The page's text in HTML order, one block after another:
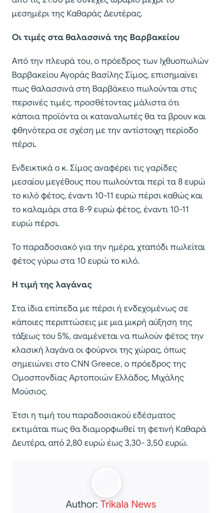
μεσημέρι της Καθαράς Δευτέρας.
Οι τιμές στα θαλασσινά της Βαρβακείου
Από την πλευρά του, ο πρόεδρος των Ιχθυοπωλών
Βαρβακείου Αγοράς Βασίλης Σίμος, επισημαίνει
πως θαλασσινά στη Βαρβάκειο πωλούνται στις
περσινές τιμές, προσθέτοντας μάλιστα ότι
κάποια προϊόντα οι καταναλωτές θα τα βρουν και
φθηνότερα σε σχέση με την αντίστοιχη περίοδο
πέρσι.
Ενδεικτικά ο κ. Σίμος αναφέρει τις γαρίδες
μεσαίου μεγέθους που πωλούνται περί τα 8 ευρώ
το κιλό φέτος, έναντι 10-11 ευρώ πέρσι καθώς και
το καλαμάρι στα 8-9 ευρώ φέτος, έναντι 10-11
ευρώ πέρσι.
Το παραδοσιακό για την ημέρα, χταπόδι πωλείται
φέτος γύρω στα 10 ευρώ το κιλό.
Η τιμή της λαγάνας
Στα ίδια επίπεδα με πέρσι ή ενδεχομένως σε
κάποιες περιπτώσεις με μια μικρή αύξηση της
τάξεως του 5%, αναμένεται να πωλούν φέτος την
κλασική λαγάνα οι φούρνοι της χώρας, όπως
σημειώνει στο CNN Greece, ο πρόεδρος της
Ομοσπονδίας Αρτοποιών Ελλάδος, Μιχάλης
Μούσιος.
Έτσι η τιμή του παραδοσιακού εδέσματος
εκτιμάται πως θα διαμορφωθεί τη φετινή Καθαρά
Δευτέρα, από 2,80 ευρώ έως 3,30- 3,50 ευρώ.
Author: Trikala News